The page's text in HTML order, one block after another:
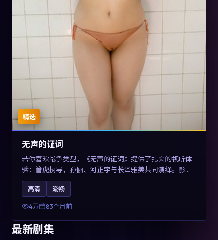
精选
无声的证词
若你喜欢战争类型，《无声的证词》提供了扎实的视听体
验：管虎执导，孙俪、河正宇与长泽雅美共同演绎。影片
2019年于澳大利亚上映，内容在罪案类型框架内探讨制度
与个体关系，关键词包含高清流畅、人物关系与情节反
转，适合检索「2019战争」「澳大利亚电影」的用户。
高清 流畅
4万 83个月前
最新剧集